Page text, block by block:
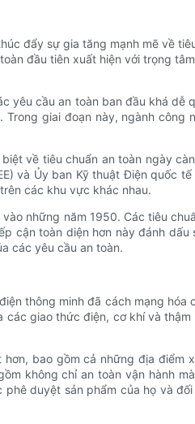
đẩy sự gia tăng mạnh mẽ về
đầu tiên xuất hiện với trọng
cầu an toàn ban đầu khá dễ
giai đoạn này, ngành công
về tiêu chuẩn an toàn ngày
và Ủy ban Kỹ thuật Điện quốc
các khu vực khác nhau.
những năm 1950. Các tiêu
cận toàn diện hơn này đánh
các yêu cầu an toàn.
thông minh đã cách mạng hóa
giao thức điện, cơ khí và
bao gồm cả những địa điểm
không chỉ an toàn vận hành
duyệt sản phẩm của họ và